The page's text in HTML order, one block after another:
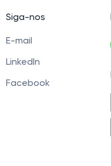
Siga-nos
E-mail
LinkedIn
Facebook